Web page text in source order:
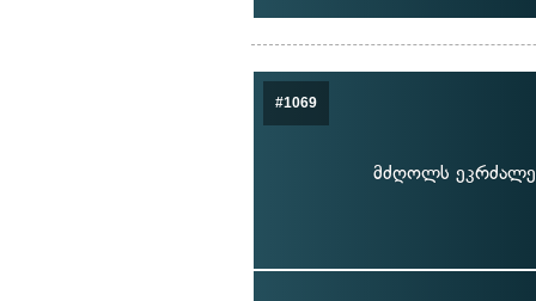
#1069
მძღოლს